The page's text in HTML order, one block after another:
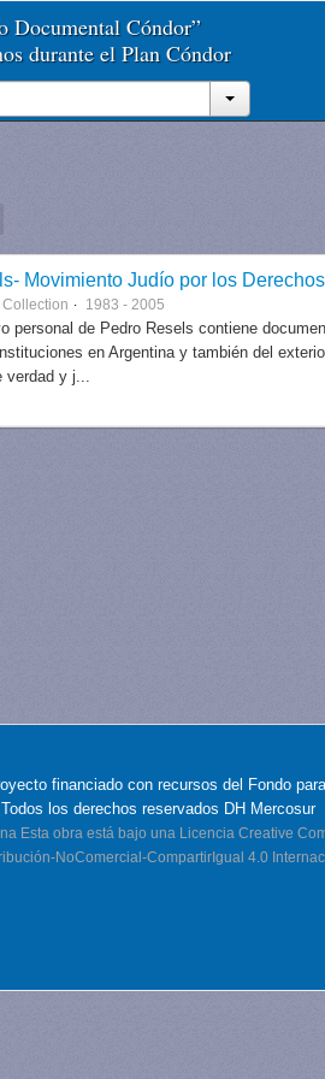
Documental Cóndor”
durante el Plan Cóndor
Movimiento Judío por los
Collection 1983 - 2005
personal de Pedro Resels contiene
en Argentina y también del
verdad y j...
financiado con recursos del Fondo
los derechos reservados DH Mercosur
Esta obra está bajo una Licencia Creative
NoComercial-CompartirIgual 4.0